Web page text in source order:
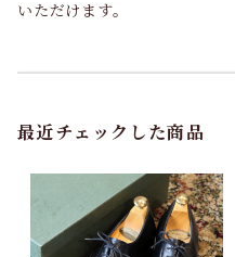
いただけます。
最近チェックした商品